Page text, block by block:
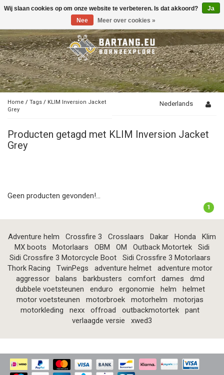
Toggle
Home / Tags / KLIM Inversion Jacket
Grey
Nederlands
Producten getagd met KLIM Inversion Jacket
Grey
Geen producten gevonden!...
1
Adventure helm Crossfire 3 Crosslaars Dakar Honda
Klim
MX boots
Motorlaars OBM OM Outback Motortek
Sidi
Sidi Crossfire 3 Motorcycle Boot
Sidi Crossfire 3 Motorlaars
Thork Racing
TwinPegs adventure helmet
adventure motor
aggressor
balans barkbusters comfort dames
dmd
dubbele voetsteunen
enduro ergonomie helm
helmet
motor voetsteunen
motorbroek motorhelm
motorjas
motorkleding
nexx offroad outbackmotortek
pant
verlaagde versie
xwed3
Wij slaan cookies op om onze website te verbeteren. Is dat akkoord?
Ja
Nee
Meer over cookies »